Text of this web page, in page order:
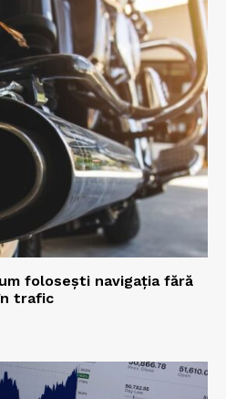
folosești navigația fără
trafic